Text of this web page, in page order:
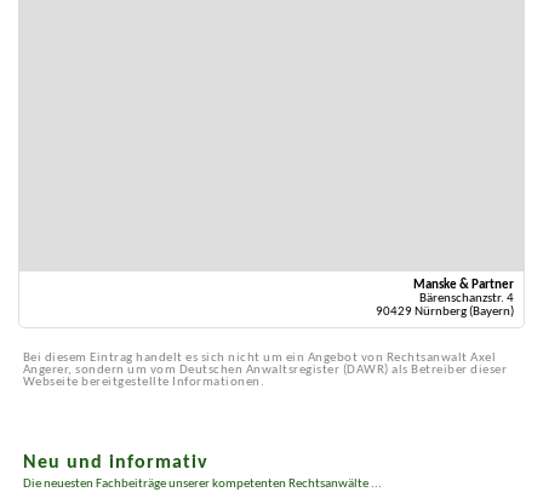
Manske & Partner
Bärenschanzstr. 4
90429 Nürnberg (Bayern)
Bei diesem Eintrag handelt es sich nicht um ein Angebot von Rechtsanwalt Axel
Angerer, sondern um vom Deutschen Anwaltsregister (DAWR) als Betreiber dieser
Webseite bereitgestellte Informationen.
Neu und informativ
Die neuesten Fachbeiträge unserer kompetenten Rechtsanwälte ...